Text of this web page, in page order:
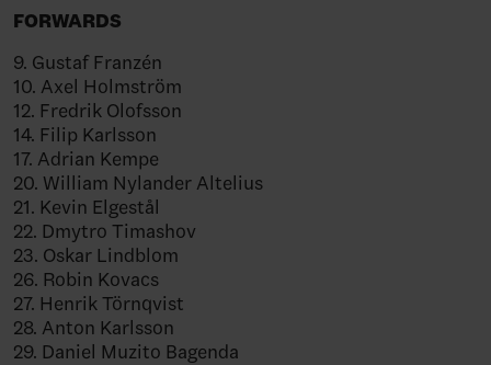
FORWARDS
9. Gustaf Franzén
10. Axel Holmström
12. Fredrik Olofsson
14. Filip Karlsson
17. Adrian Kempe
20. William Nylander Altelius
21. Kevin Elgestål
22. Dmytro Timashov
23. Oskar Lindblom
26. Robin Kovacs
27. Henrik Törnqvist
28. Anton Karlsson
29. Daniel Muzito Bagenda